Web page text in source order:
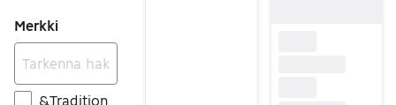
Merkki
&Tradition